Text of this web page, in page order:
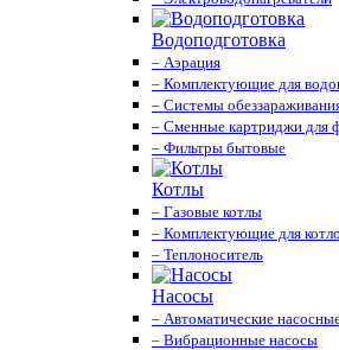
Водоподготовка
– Аэрация
– Комплектующие для
– Системы
– Сменные картриджи для
– Фильтры бытовые
Котлы
– Газовые котлы
– Комплектующие для
– Теплоноситель
Насосы
– Автоматические
– Вибрационные насосы